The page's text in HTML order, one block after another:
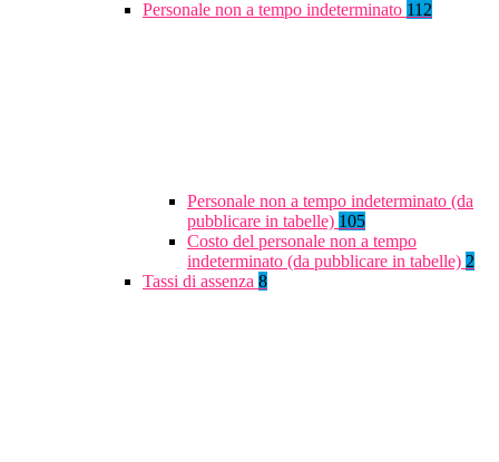
Personale non a tempo indeterminato 112
Personale non a tempo indeterminato (da
pubblicare in tabelle) 105
Costo del personale non a tempo
indeterminato (da pubblicare in tabelle) 2
Tassi di assenza 8